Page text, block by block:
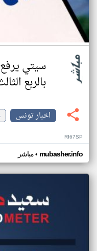
سيتي
بالربع
اخبار تونس
RI67SP
مباشر• mubasher.info